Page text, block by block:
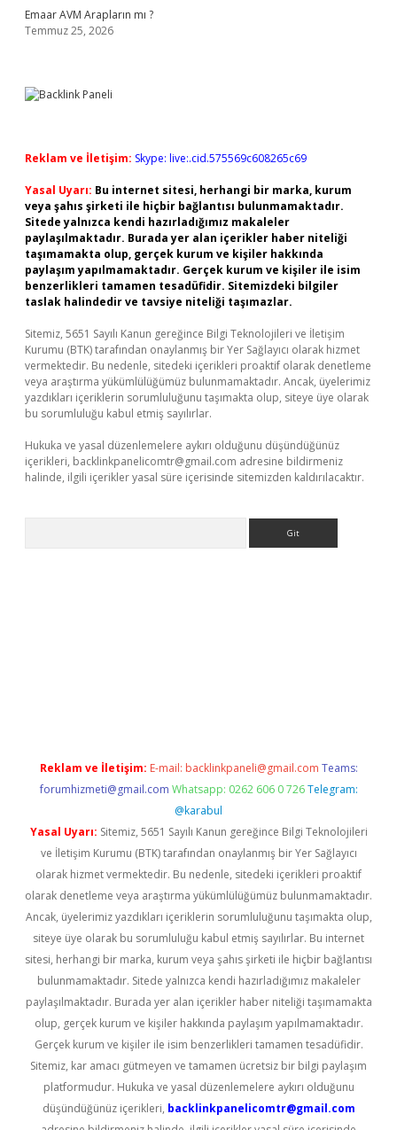
Emaar AVM Arapların mı ?
Temmuz 25, 2026
Reklam ve İletişim: Skype: live:.cid.575569c608265c69
Yasal Uyarı: Bu internet sitesi, herhangi bir marka, kurum
veya şahıs şirketi ile hiçbir bağlantısı bulunmamaktadır.
Sitede yalnızca kendi hazırladığımız makaleler
paylaşılmaktadır. Burada yer alan içerikler haber niteliği
taşımamakta olup, gerçek kurum ve kişiler hakkında
paylaşım yapılmamaktadır. Gerçek kurum ve kişiler ile isim
benzerlikleri tamamen tesadüfidir. Sitemizdeki bilgiler
taslak halindedir ve tavsiye niteliği taşımazlar.
Sitemiz, 5651 Sayılı Kanun gereğince Bilgi Teknolojileri ve İletişim
Kurumu (BTK) tarafından onaylanmış bir Yer Sağlayıcı olarak hizmet
vermektedir. Bu nedenle, sitedeki içerikleri proaktif olarak denetleme
veya araştırma yükümlülüğümüz bulunmamaktadır. Ancak, üyelerimiz
yazdıkları içeriklerin sorumluluğunu taşımakta olup, siteye üye olarak
bu sorumluluğu kabul etmiş sayılırlar.
Hukuka ve yasal düzenlemelere aykırı olduğunu düşündüğünüz
içerikleri, backlinkpanelicomtr@gmail.com adresine bildirmeniz
halinde, ilgili içerikler yasal süre içerisinde sitemizden kaldırılacaktır.
Reklam ve İletişim: E-mail: backlinkpaneli@gmail.com Teams:
forumhizmeti@gmail.com Whatsapp: 0262 606 0 726 Telegram:
@karabul
Yasal Uyarı: Sitemiz, 5651 Sayılı Kanun gereğince Bilgi Teknolojileri
ve İletişim Kurumu (BTK) tarafından onaylanmış bir Yer Sağlayıcı
olarak hizmet vermektedir. Bu nedenle, sitedeki içerikleri proaktif
olarak denetleme veya araştırma yükümlülüğümüz bulunmamaktadır.
Ancak, üyelerimiz yazdıkları içeriklerin sorumluluğunu taşımakta olup,
siteye üye olarak bu sorumluluğu kabul etmiş sayılırlar. Bu internet
sitesi, herhangi bir marka, kurum veya şahıs şirketi ile hiçbir bağlantısı
bulunmamaktadır. Sitede yalnızca kendi hazırladığımız makaleler
paylaşılmaktadır. Burada yer alan içerikler haber niteliği taşımamakta
olup, gerçek kurum ve kişiler hakkında paylaşım yapılmamaktadır.
Gerçek kurum ve kişiler ile isim benzerlikleri tamamen tesadüfidir.
Sitemiz, kar amacı gütmeyen ve tamamen ücretsiz bir bilgi paylaşım
platformudur. Hukuka ve yasal düzenlemelere aykırı olduğunu
düşündüğünüz içerikleri, backlinkpanelicomtr@gmail.com